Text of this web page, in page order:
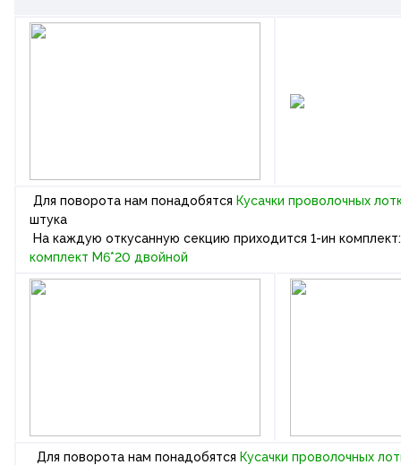
Для поворота нам понадобятся Кусачки проволочных
штука
На каждую откусанную секцию приходится 1-ин
комплект М6*20 двойной
Для поворота нам понадобятся Кусачки проволочных